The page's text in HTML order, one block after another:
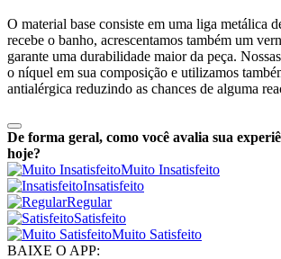
O material base consiste em uma liga metálica
recebe o banho, acrescentamos também um
garante uma durabilidade maior da peça.
o níquel em sua composição e utilizamos
antialérgica reduzindo as chances de alguma
De forma geral, como você avalia sua
hoje?
Muito Insatisfeito
Insatisfeito
Regular
Satisfeito
Muito Satisfeito
BAIXE O APP: